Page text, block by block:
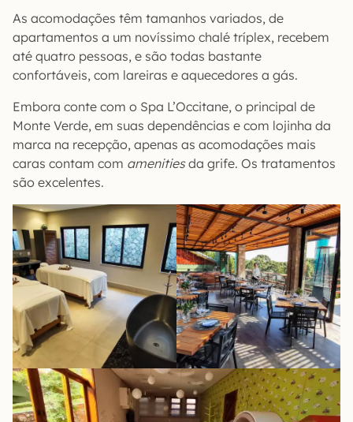
As acomodações têm tamanhos variados, de
apartamentos a um novíssimo chalé tríplex, recebem
até quatro pessoas, e são todas bastante
confortáveis, com lareiras e aquecedores a gás.
Embora conte com o Spa L’Occitane, o principal de
Monte Verde, em suas dependências e com lojinha da
marca na recepção, apenas as acomodações mais
caras contam com amenitiesda grife. Os tratamentos
são excelentes.